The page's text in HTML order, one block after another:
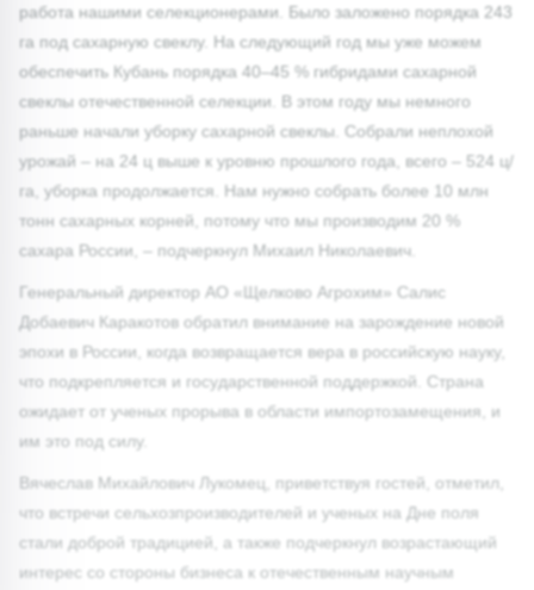
работа нашими селекционерами. Было заложено порядка 243
га под сахарную свеклу. На следующий год мы уже можем
обеспечить Кубань порядка 40–45 % гибридами сахарной
свеклы отечественной селекции. В этом году мы немного
раньше начали уборку сахарной свеклы. Собрали неплохой
урожай – на 24 ц выше к уровню прошлого года, всего ­– 524 ц/
га, уборка продолжается. Нам нужно собрать более 10 млн
тонн сахарных корней, потому что мы производим 20 %
сахара России, – подчеркнул Михаил Николаевич.
Генеральный директор АО «Щелково Агрохим» Салис
Добаевич Каракотов обратил внимание на зарождение новой
эпохи в России, когда возвращается вера в российскую науку,
что подкрепляется и государственной поддержкой. Страна
ожидает от ученых прорыва в области импортозамещения, и
им это под силу.
Вячеслав Михайлович Лукомец, приветствуя гостей, отметил,
что встречи сельхозпроизводителей и ученых на Дне поля
стали доброй традицией, а также подчеркнул возрастающий
интерес со стороны бизнеса к отечественным научным